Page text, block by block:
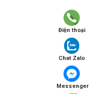
Điện thoại
Chat Zalo
Messenger